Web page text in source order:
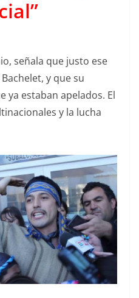
señala que justo ese
y que su
ya estaban apelados. El
y la lucha